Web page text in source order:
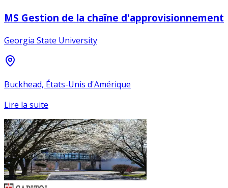
MS Gestion de la chaîne d'approvisionnement
Georgia State University
Buckhead, États-Unis d'Amérique
Lire la suite